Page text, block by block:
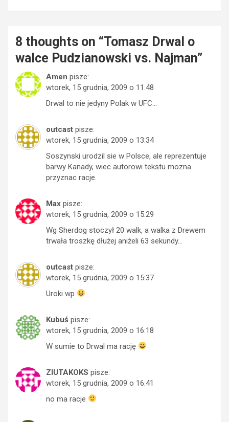
8 thoughts on “Tomasz Drwal o
walce Pudzianowski vs. Najman”
Amen pisze:
wtorek, 15 grudnia, 2009 o 11:48
Drwal to nie jedyny Polak w UFC…
outcast pisze:
wtorek, 15 grudnia, 2009 o 13:34
Soszynski urodzil sie w Polsce, ale reprezentuje
barwy Kanady, wiec autorowi tekstu mozna
przyznac racje.
Max pisze:
wtorek, 15 grudnia, 2009 o 15:29
Wg Sherdog stoczył 20 walk, a walka z Drewem
trwała troszkę dłużej aniżeli 63 sekundy…
outcast pisze:
wtorek, 15 grudnia, 2009 o 15:37
Uroki wp
Kubuś pisze:
wtorek, 15 grudnia, 2009 o 16:18
W sumie to Drwal ma rację
ZIUTAKOKS pisze:
wtorek, 15 grudnia, 2009 o 16:41
no ma racje